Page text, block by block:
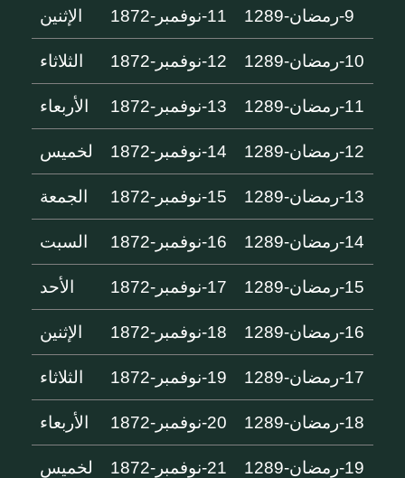
9-رمضان-1289 11-نوفمبر-1872 الإثنين
10-رمضان-1289 12-نوفمبر-1872 الثلاثاء
11-رمضان-1289 13-نوفمبر-1872 الأربعاء
12-رمضان-1289 14-نوفمبر-1872 لخميس
13-رمضان-1289 15-نوفمبر-1872 الجمعة
14-رمضان-1289 16-نوفمبر-1872 السبت
15-رمضان-1289 17-نوفمبر-1872 الأحد
16-رمضان-1289 18-نوفمبر-1872 الإثنين
17-رمضان-1289 19-نوفمبر-1872 الثلاثاء
18-رمضان-1289 20-نوفمبر-1872 الأربعاء
19-رمضان-1289 21-نوفمبر-1872 لخميس